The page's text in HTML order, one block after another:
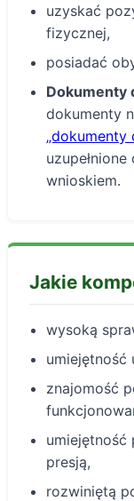
uzyskać
fizycznej,
posiadać
Dokumenty
dokumenty
„dokumenty
wnioskiem.
Jakie
wysoką
umiejętność
znajomość
umiejętność
presją,
rozwiniętą